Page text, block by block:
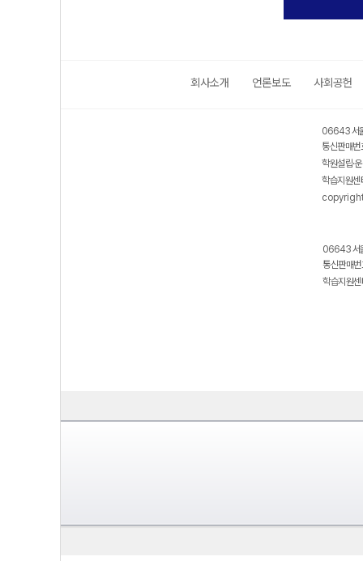
회사소개 언론보도 사회공헌
06643 서
통신판매
학원설립·
학습지원
06643 서
통신판매
학습지원